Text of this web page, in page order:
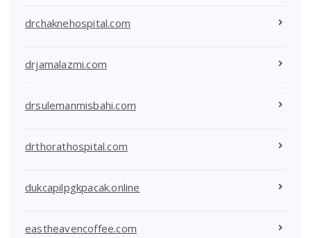
drchaknehospital.com
drjamalazmi.com
drsulemanmisbahi.com
drthorathospital.com
dukcapilpgkpacak.online
eastheavencoffee.com